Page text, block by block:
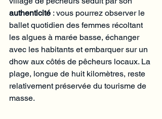
authenticité : vous pourrez observer le
ballet quotidien des femmes récoltant
les algues à marée basse, échanger
avec les habitants et embarquer sur un
dhow aux côtés de pêcheurs locaux. La
plage, longue de huit kilomètres, reste
relativement préservée du tourisme de
masse.